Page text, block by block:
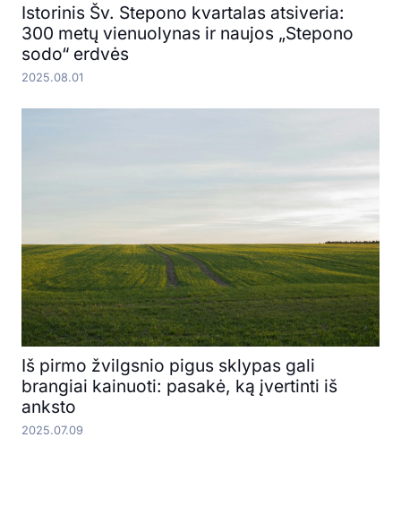
Istorinis Šv. Stepono kvartalas atsiveria:
300 metų vienuolynas ir naujos „Stepono
sodo“ erdvės
2025.08.01
Iš pirmo žvilgsnio pigus sklypas gali
brangiai kainuoti: pasakė, ką įvertinti iš
anksto
2025.07.09